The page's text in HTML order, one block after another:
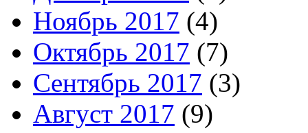
Ноябрь 2017 (4)
Октябрь 2017 (7)
Сентябрь 2017 (3)
Август 2017 (9)